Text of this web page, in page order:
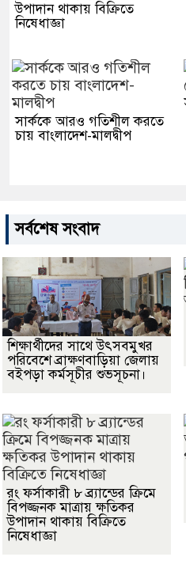
উপাদান থাকায় বিক্রিতে
নিষেধাজ্ঞা
সার্ককে আরও গতিশীল করতে
চায় বাংলাদেশ-মালদ্বীপ
সর্বশেষ সংবাদ
শিক্ষার্থীদের সাথে উৎসবমুখর
পরিবেশে ব্রাক্ষণবাড়িয়া জেলায়
বইপড়া কর্মসূচীর শুভসূচনা।
রং ফর্সাকারী ৮ ব্র্যান্ডের ক্রিমে
বিপজ্জনক মাত্রায় ক্ষতিকর
উপাদান থাকায় বিক্রিতে
নিষেধাজ্ঞা